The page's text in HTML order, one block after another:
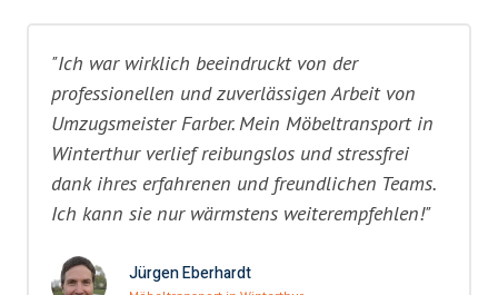
"Ich war wirklich beeindruckt von der
professionellen und zuverlässigen Arbeit von
Umzugsmeister Farber. Mein Möbeltransport in
Winterthur verlief reibungslos und stressfrei
dank ihres erfahrenen und freundlichen Teams.
Ich kann sie nur wärmstens weiterempfehlen!"
Jürgen Eberhardt